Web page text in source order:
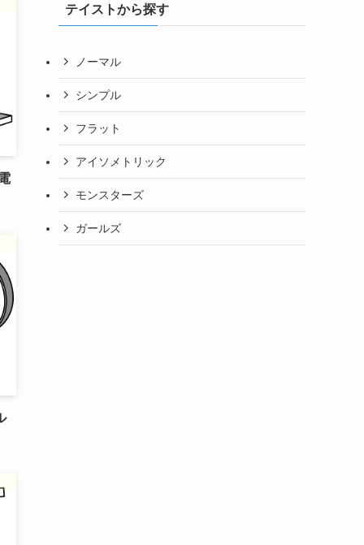
テイストから探す
ノーマル
シンプル
フラット
アイソメトリック
モンスターズ
ガールズ